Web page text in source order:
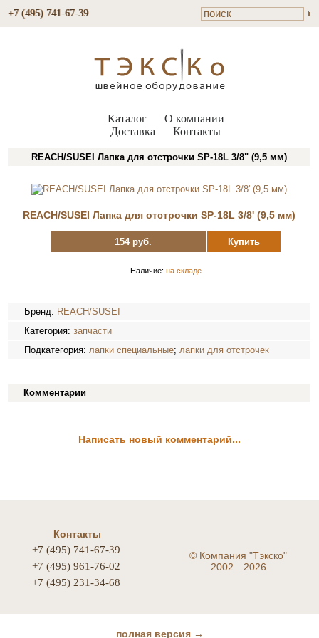
+7 (495) 741-67-39
Каталог
О компании
Доставка
Контакты
REACH/SUSEI Лапка для отстрочки SP-18L 3/8" (9,5 мм)
REACH/SUSEI Лапка для отстрочки SP-18L 3/8' (9,5 мм)
154 руб. Купить
Наличие: на складе
Бренд: REACH/SUSEI
Категория:запчасти
Подкатегория:лапки специальные;лапки для отстрочек
Комментарии
Написать новый комментарий...
Контакты
+7 (495) 741-67-39
+7 (495) 961-76-02
+7 (495) 231-34-68
© Компания "Тэкско"
2002—2026
полная версия →